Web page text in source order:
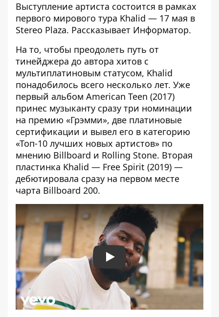
Выступление артиста состоится в рамках
первого мирового тура Khalid — 17 мая в
Stereo Plaza. Рассказывает Информатор.
На то, чтобы преодолеть путь от
тинейджера до автора хитов с
мультиплатиновым статусом, Khalid
понадобилось всего несколько лет. Уже
первый альбом American Teen (2017)
принес музыканту сразу три номинации
на премию «Грэмми», две платиновые
сертификации и вывел его в категорию
«Топ-10 лучших новых артистов» по
мнению Billboard и Rolling Stone. Вторая
пластинка Khalid — Free Spirit (2019) —
дебютировала сразу на первом месте
чарта Billboard 200.
Play